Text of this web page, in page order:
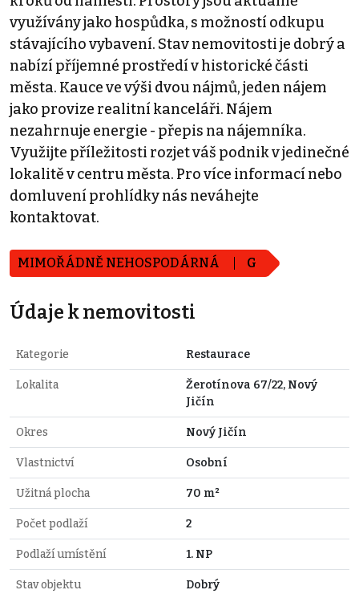
využívány jako hospůdka, s možností odkupu
stávajícího vybavení. Stav nemovitosti je dobrý a
nabízí příjemné prostředí v historické části
města. Kauce ve výši dvou nájmů, jeden nájem
jako provize realitní kanceláři. Nájem
nezahrnuje energie - přepis na nájemníka.
Využijte příležitosti rozjet váš podnik v jedinečné
lokalitě v centru města. Pro více informací nebo
domluvení prohlídky nás neváhejte
kontaktovat.
MIMOŘÁDNĚ NEHOSPODÁRNÁ G
Údaje k nemovitosti
Kategorie Restaurace
Lokalita
Žerotínova 67/22, Nový
Jičín
Okres Nový Jičín
Vlastnictví Osobní
Užitná plocha 70 m²
Počet podlaží 2
Podlaží umístění 1. NP
Stav objektu Dobrý